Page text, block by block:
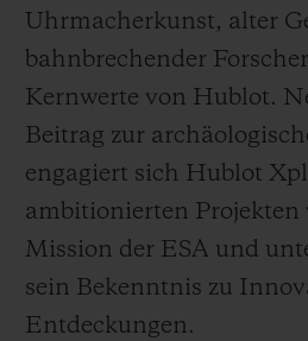
Uhrmacherkunst, alter
bahnbrechender
Kernwerte von Hublot.
Beitrag zur
engagiert sich Hublot
ambitionierten Projekten
Mission der ESA und
sein Bekenntnis zu
Entdeckungen.